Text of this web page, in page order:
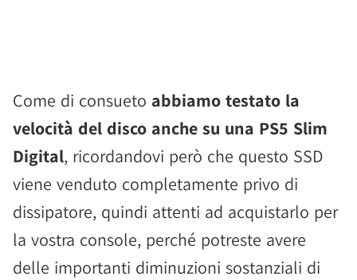
Come di consueto abbiamo testato la
velocità del disco anche su una PS5 Slim
Digital, ricordandovi però che questo SSD
viene venduto completamente privo di
dissipatore, quindi attenti ad acquistarlo per
la vostra console, perché potreste avere
delle importanti diminuzioni sostanziali di